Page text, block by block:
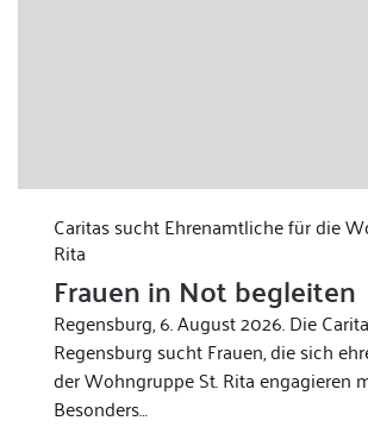
Caritas sucht Ehrenamtliche für die
Rita
Frauen in Not begleiten
Regensburg, 6. August 2026. Die
Regensburg sucht Frauen, die sich
der Wohngruppe St. Rita engagieren
Besonders…